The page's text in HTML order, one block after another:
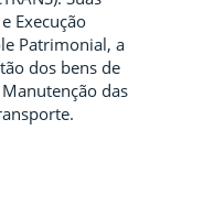
Execução
Patrimonial, a
dos bens de
das